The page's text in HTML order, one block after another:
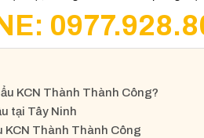
KCN Thành Thành Công?
tại Tây Ninh
KCN Thành Thành Công